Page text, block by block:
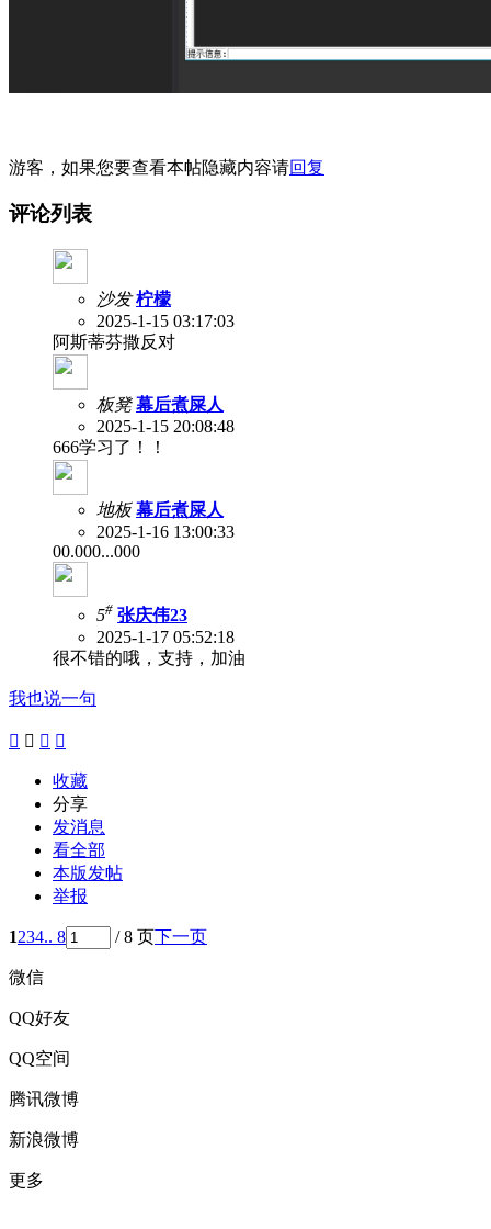
游客，如果您要查看本帖隐藏内容请回复
评论列表
沙发 柠檬
2025-1-15 03:17:03
阿斯蒂芬撒反对
板凳 幕后煮屎人
2025-1-15 20:08:48
666学习了！！
地板 幕后煮屎人
2025-1-16 13:00:33
00.000...000
5# 张庆伟23
2025-1-17 05:52:18
很不错的哦，支持，加油
我也说一句
   
收藏
分享
发消息
看全部
本版发帖
举报
1234.. 8 / 8 页下一页
微信
QQ好友
QQ空间
腾讯微博
新浪微博
更多